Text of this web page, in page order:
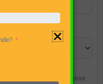
angegebene E-Mail-Adresse